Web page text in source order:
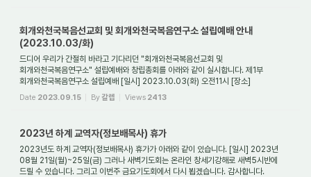
회개와천국복음선교회 및 회개와천국복음연구소 설립예배 안내
(2023.10.03/화)
드디어 우리가 간절히 바라고 기다리던 "회개와천국복음선교회 및
회개와천국복음연구소" 설립예배와 창립총회를 아래와 같이 실시합니다. 제1부
회개와천국복음연구소 설립예배 [일시] 2023.10.03(화) 오전11시 [장소]
동탄명성교회 본당 [주소] 화성시 반석...
Date 2023.09.15 By갈렙 Views 2413
2023년 하계 교역자(정보배목사) 휴가
2023년도 하계 교역자(정보배목사) 휴가가 아래와 같이 있습니다. [일시] 2023년
08월 21일(월)~25일(금) 그러나 새벽기도회는 온라인 창세기강해로 새벽5시반에
드릴 수 있습니다. 그리고 이번주 금요기도회에서 다시 뵙겠습니다. 감사합니다.